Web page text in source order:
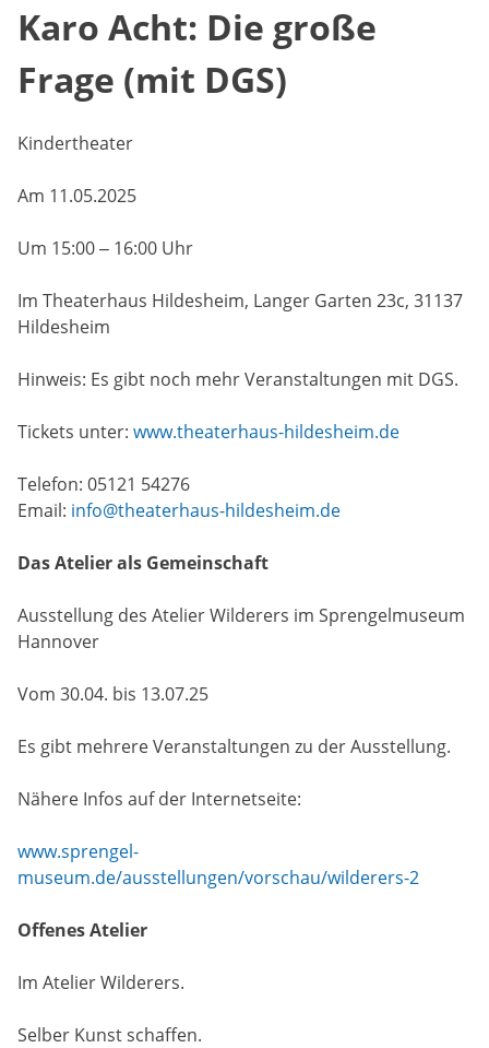
Karo Acht: Die große
Frage (mit DGS)
Kindertheater
Am 11.05.2025
Um 15:00 – 16:00 Uhr
Im Theaterhaus Hildesheim, Langer Garten 23c, 31137
Hildesheim
Hinweis: Es gibt noch mehr Veranstaltungen mit DGS.
Tickets unter: www.theaterhaus-hildesheim.de
Telefon: 05121 54276
Email: info@theaterhaus-hildesheim.de
Das Atelier als Gemeinschaft
Ausstellung des Atelier Wilderers im Sprengelmuseum
Hannover
Vom 30.04. bis 13.07.25
Es gibt mehrere Veranstaltungen zu der Ausstellung.
Nähere Infos auf der Internetseite:
www.sprengel-
museum.de/ausstellungen/vorschau/wilderers-2
Offenes Atelier
Im Atelier Wilderers.
Selber Kunst schaffen.